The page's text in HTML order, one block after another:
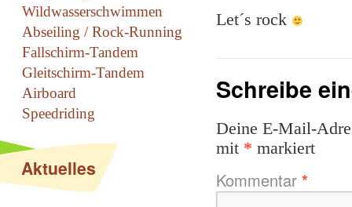
Wildwasserschwimmen
Abseiling / Rock-Running
Fallschirm-Tandem
Gleitschirm-Tandem
Airboard
Speedriding
Aktuelles
Let´s rock
Schreibe
Deine E-Mail-
mit * markiert
Kommentar *